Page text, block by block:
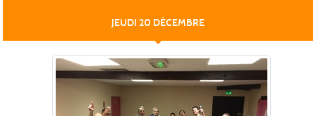
JEUDI 20 DÉCEMBRE